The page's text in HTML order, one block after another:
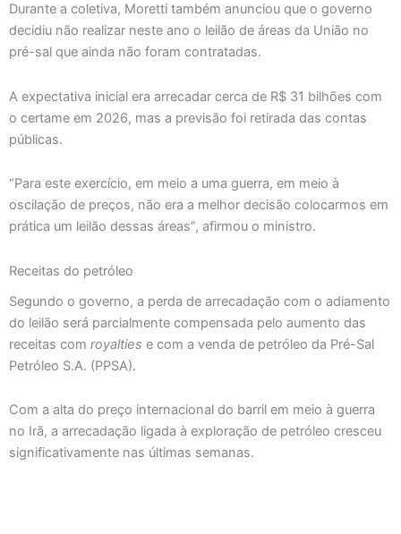
Durante a coletiva, Moretti também anunciou que o governo
decidiu não realizar neste ano o leilão de áreas da União no
pré-sal que ainda não foram contratadas.
A expectativa inicial era arrecadar cerca de R$ 31 bilhões com
o certame em 2026, mas a previsão foi retirada das contas
públicas.
“Para este exercício, em meio a uma guerra, em meio à
oscilação de preços, não era a melhor decisão colocarmos em
prática um leilão dessas áreas”, afirmou o ministro.
Receitas do petróleo
Segundo o governo, a perda de arrecadação com o adiamento
do leilão será parcialmente compensada pelo aumento das
receitas com royalties e com a venda de petróleo da Pré-Sal
Petróleo S.A. (PPSA).
Com a alta do preço internacional do barril em meio à guerra
no Irã, a arrecadação ligada à exploração de petróleo cresceu
significativamente nas últimas semanas.